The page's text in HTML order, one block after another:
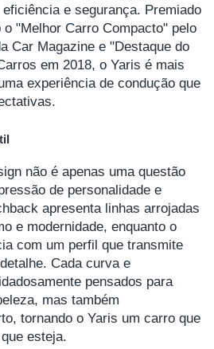
e segurança. Premiado
"Melhor Carro Compacto" pelo
Car Magazine e "Destaque do
em 2018, o Yaris é mais
experiência de condução que
não é apenas uma questão
de personalidade e
apresenta linhas arrojadas
e modernidade, enquanto o
com um perfil que transmite
Cada curva e
pensados para
mas também
tornando o Yaris um carro que
esteja.